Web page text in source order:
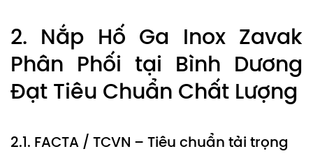
2. Nắp Hố Ga Inox Zavak
Phân Phối tại Bình Dương
Đạt Tiêu Chuẩn Chất Lượng
2.1. FACTA / TCVN – Tiêu chuẩn tải trọng